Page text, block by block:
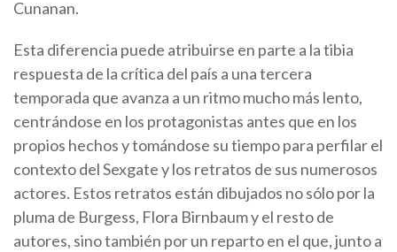
Cunanan.
Esta diferencia puede atribuirse en parte a la tibia
respuesta de la crítica del país a una tercera
temporada que avanza a un ritmo mucho más lento,
centrándose en los protagonistas antes que en los
propios hechos y tomándose su tiempo para perfilar el
contexto del Sexgate y los retratos de sus numerosos
actores. Estos retratos están dibujados no sólo por la
pluma de Burgess, Flora Birnbaum y el resto de
autores, sino también por un reparto en el que, junto a